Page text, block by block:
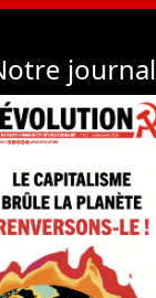
journal